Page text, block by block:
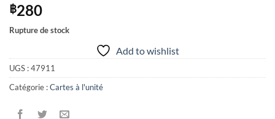
฿280
Rupture de stock
Add to wishlist
UGS :47911
Catégorie :Cartes à l'unité